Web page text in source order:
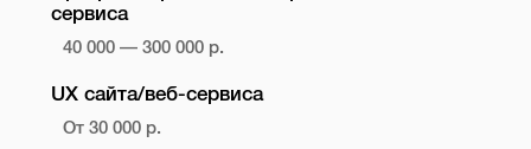
сервиса
40 000 — 300 000 р.
UX сайта/веб-сервиса
От 30 000 р.